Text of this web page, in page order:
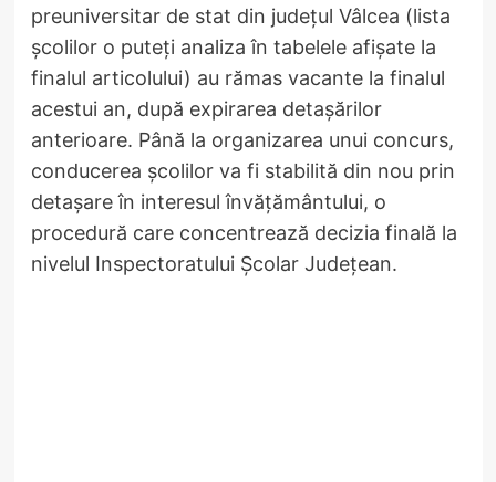
preuniversitar de stat din județul Vâlcea (lista
școlilor o puteți analiza în tabelele afișate la
finalul articolului) au rămas vacante la finalul
acestui an, după expirarea detașărilor
anterioare. Până la organizarea unui concurs,
conducerea școlilor va fi stabilită din nou prin
detașare în interesul învățământului, o
procedură care concentrează decizia finală la
nivelul Inspectoratului Școlar Județean.